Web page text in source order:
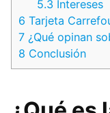
5.3 Intereses
6 Tarjeta
7 ¿Qué opinan
8 Conclusión